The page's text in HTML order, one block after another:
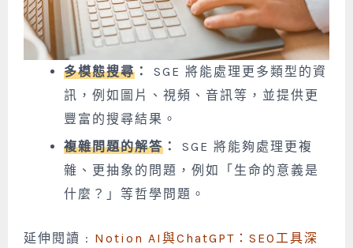
多模態搜尋 ：
SGE 將能處理更多類型的資
訊，例如圖片、視頻、音訊等，並提供更
豐富的搜尋結果。
複雜問題的解答 ：
SGE 將能夠處理更複
雜、更抽象的問題，例如「生命的意義是
什麼？」等哲學問題。
延伸閱讀 : Notion AI與ChatGPT：SEO工具深